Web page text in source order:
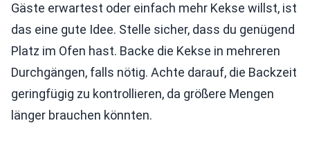
Gäste erwartest oder einfach mehr Kekse willst, ist
das eine gute Idee. Stelle sicher, dass du genügend
Platz im Ofen hast. Backe die Kekse in mehreren
Durchgängen, falls nötig. Achte darauf, die Backzeit
geringfügig zu kontrollieren, da größere Mengen
länger brauchen könnten.